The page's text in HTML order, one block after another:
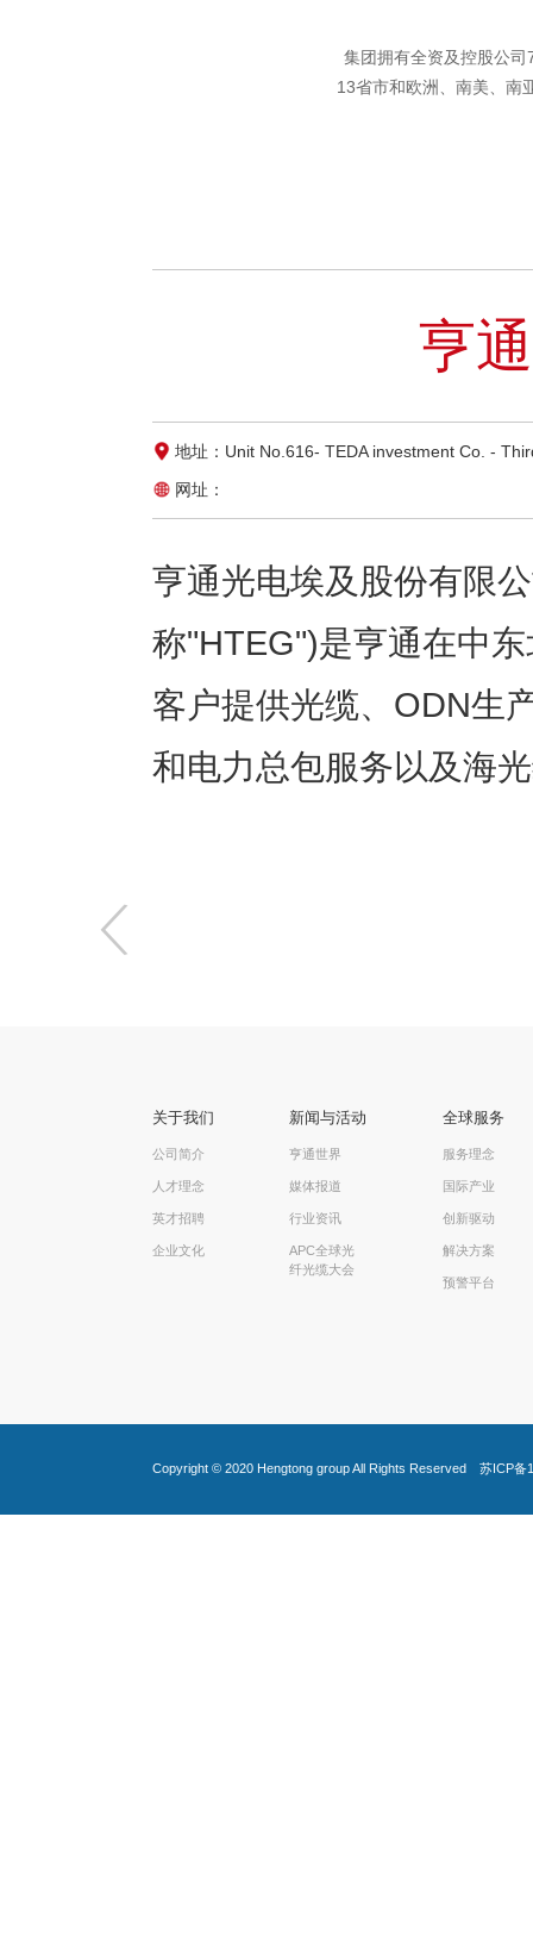
集团拥有全资及控股公
13省市和欧洲、南美、南
亨
地址：Unit No.616- TEDA investment Co. -
网址：
亨通光电埃及股份有限
称"HTEG")是亨通在中
客户提供光缆、ODN生
和电力总包服务以及海
〈
关于我们
公司简介
人才理念
英才招聘
企业文化
新闻与活动
亨通世界
媒体报道
行业资讯
APC全球光
纤光缆大会
全球服务
服务理念
国际产业
创新驱动
解决方案
预警平台
Copyright © 2020 Hengtong groupAll Rights Reserved 苏ICP备